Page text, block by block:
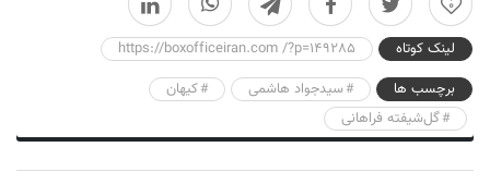
0
لینک کوتاه
https://boxofficeiran.com /?p=149285
برچسب ها
سیدجواد هاشمی
کیهان
گل‌شیفته فراهانی